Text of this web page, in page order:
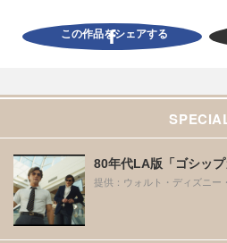
この作品をシェアする
SPECIAL
80年代LA版「ゴシッ
提供：ウォルト・ディズニー